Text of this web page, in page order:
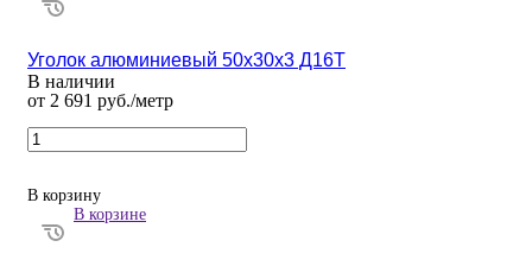
Уголок алюминиевый 50х30х3 Д16Т
В наличии
от 2 691 руб./метр
В корзину
В корзине